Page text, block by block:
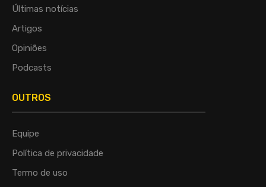
Últimas notícias
Artigos
Opiniões
Podcasts
OUTROS
Equipe
Política de privacidade
Termo de uso